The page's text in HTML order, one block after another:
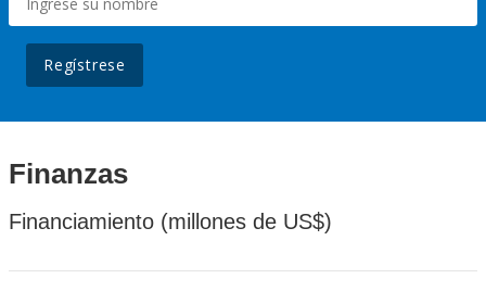
Regístrese
Finanzas
Financiamiento (millones de US$)